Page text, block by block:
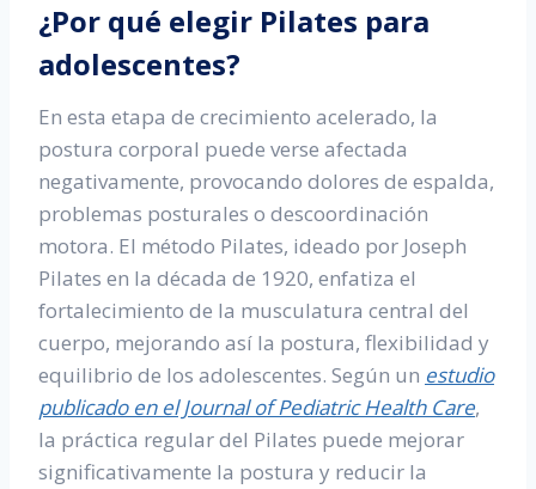
¿Por qué elegir Pilates para
adolescentes?
En esta etapa de crecimiento acelerado, la
postura corporal puede verse afectada
negativamente, provocando dolores de espalda,
problemas posturales o descoordinación
motora. El método Pilates, ideado por Joseph
Pilates en la década de 1920, enfatiza el
fortalecimiento de la musculatura central del
cuerpo, mejorando así la postura, flexibilidad y
equilibrio de los adolescentes. Según un estudio
publicado en el Journal of Pediatric Health Care,
la práctica regular del Pilates puede mejorar
significativamente la postura y reducir la